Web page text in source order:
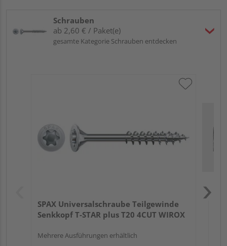
Schrauben
ab 2,60 € / Paket(e)
gesamte Kategorie Schrauben entdecken
SPAX Universalschraube Teilgewinde
Senkkopf T-STAR plus T20 4CUT WIROX
Mehrere Ausführungen erhältlich